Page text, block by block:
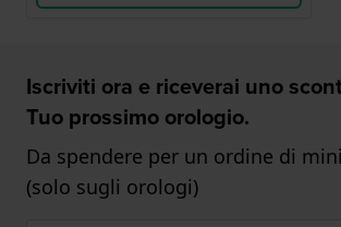
Iscriviti ora e riceverai uno
Tuo prossimo orologio.
Da spendere per un ordine di
(solo sugli orologi)